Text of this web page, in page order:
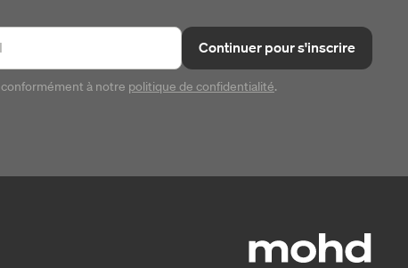
Continuer pour s'inscrire
à notre politique de confidentialité.